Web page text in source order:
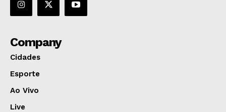
Company
Cidades
Esporte
Ao Vivo
Live